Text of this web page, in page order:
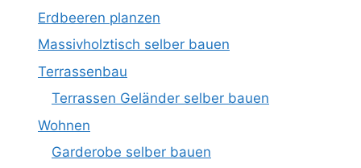
Erdbeeren planzen
Massivholztisch selber bauen
Terrassenbau
Terrassen Geländer selber bauen
Wohnen
Garderobe selber bauen